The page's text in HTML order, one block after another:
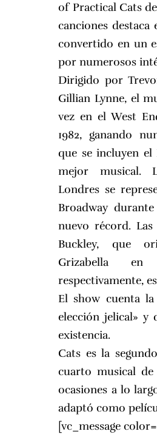
of Practical Cats
canciones destaca
convertido en un
por numerosos
Dirigido por
Gillian Lynne, el
vez en el West
1982, ganando
que se incluyen
mejor musical.
Londres se
Broadway
nuevo récord.
Buckley, que
Grizabella
respectivamente,
El show cuenta
elección jelical» y
existencia.
Cats es la
cuarto musical
ocasiones a lo
adaptó como
[vc_message